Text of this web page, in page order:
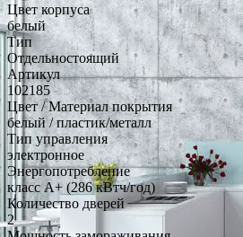
Цвет корпуса
белый
Тип
Отдельностоящий
Артикул
102185
Цвет / Материал покрытия
белый / пластик/металл
Тип управления
электронное
Энергопотребление
класс A+ (286 кВтч/год)
Количество дверей
2